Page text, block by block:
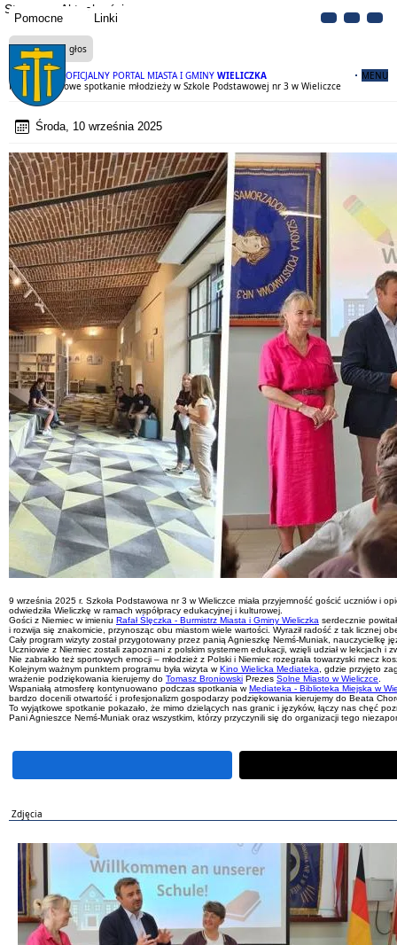
Pomocne Linki
OFICJALNY PORTAL MIASTA I GMINY WIELICZKA MENU
Strona Aktualności
Czytaj na głos
Międzynarodowe spotkanie młodzieży w Szkole Podstawowej nr 3 w Wieliczce
Środa, 10 września 2025
9 września 2025 r. Szkoła Podstawowa nr 3 w Wieliczce miała przyjemność gościć uczniów
odwiedziła Wieliczkę w ramach współpracy edukacyjnej i kulturowej.
Gości z Niemiec w imieniu Rafał Ślęczka - Burmistrz Miasta i Gminy Wieliczka serdecznie
i rozwija się znakomicie, przynosząc obu miastom wiele wartości. Wyraził radość z tak licznej
Cały program wizyty został przygotowany przez panią Agnieszkę Nemś-Muniak,
Uczniowie z Niemiec zostali zapoznani z polskim systemem edukacji, wzięli udział w lekcjach
Nie zabrakło też sportowych emocji – młodzież z Polski i Niemiec rozegrała towarzyski mecz
Kolejnym ważnym punktem programu była wizyta wKino Wielicka Mediateka , gdzie przyjęto
wrażenie podziękowania kierujemy do Tomasz Broniowski Prezes Solne Miasto w Wieliczce
Wspaniałą atmosferę kontynuowano podczas spotkania wMediateka - Biblioteka Miejska w
bardzo docenili otwartość i profesjonalizm gospodarzy podziękowania kierujemy do Beata
To wyjątkowe spotkanie pokazało, że mimo dzielących nas granic i języków, łączy nas chęć
Pani Agnieszce Nemś-Muniak oraz wszystkim, którzy przyczynili się do organizacji tego
Zdjęcia